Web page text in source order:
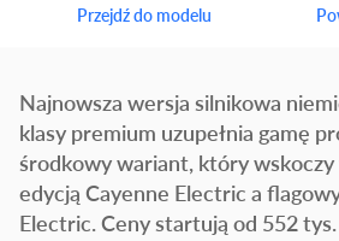
Przejdź do modelu
Najnowsza wersja silnikowa
klasy premium uzupełnia gamę
środkowy wariant, który
edycją Cayenne Electric a
Electric. Ceny startują od 552